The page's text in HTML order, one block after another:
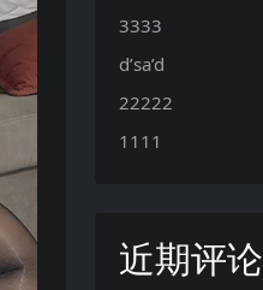
3333
d’sa’d
22222
1111
近期评论